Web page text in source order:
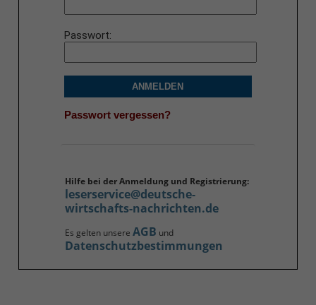
Passwort
ANMELDEN
Passwort vergessen?
Hilfe bei der Anmeldung und Registrierung:
leserservice@deutsche-
wirtschafts-nachrichten.de
Es gelten unsere AGB und
Datenschutzbestimmungen